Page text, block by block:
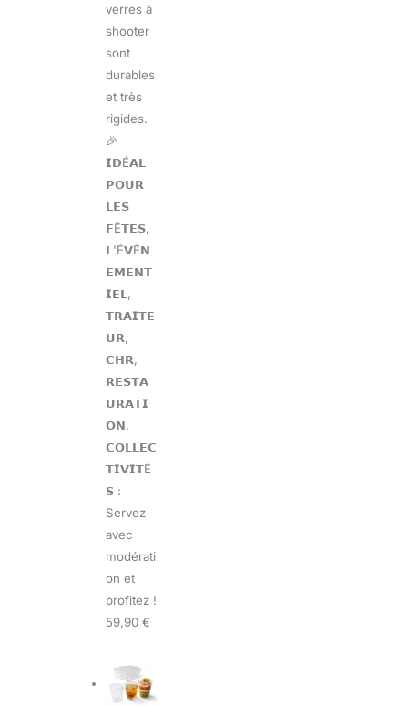
verres à
shooter
sont
durables
et très
rigides.
🎉
𝗜𝗗É𝗔𝗟
𝗣𝗢𝗨𝗥
𝗟𝗘𝗦
𝗙Ê𝗧𝗘𝗦,
𝗟'É𝗩È𝗡
𝗘𝗠𝗘𝗡𝗧
𝗜𝗘𝗟,
𝗧𝗥𝗔𝗜𝗧𝗘
𝗨𝗥,
𝗖𝗛𝗥,
𝗥𝗘𝗦𝗧𝗔
𝗨𝗥𝗔𝗧𝗜
𝗢𝗡,
𝗖𝗢𝗟𝗟𝗘𝗖
𝗧𝗜𝗩𝗜𝗧É
𝗦 :
Servez
avec
modérati
on et
profitez !
59,90 €